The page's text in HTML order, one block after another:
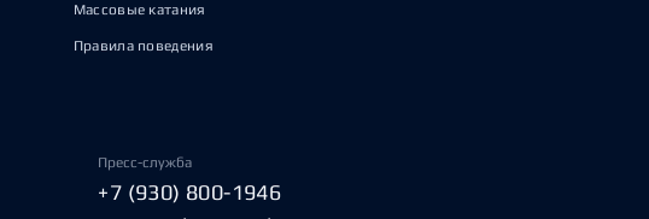
Массовые катания
Правила поведения
Пресс-служба
+7 (930) 800-1946